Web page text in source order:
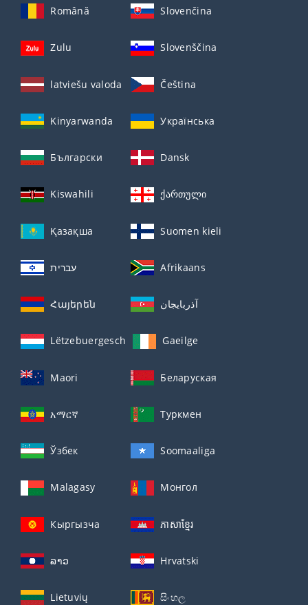
Română Slovenčina
Zulu Slovenščina
latviešu valoda Čeština
Kinyarwanda Українська
Български Dansk
Kiswahili ქართული
Қазақша Suomen kieli
עברית Afrikaans
Հայերեն آذربايجان
Lëtzebuergesch Gaeilge
Maori Беларуская
አማርኛ Туркмен
Ўзбек Soomaaliga
Malagasy Монгол
Кыргызча ភាសាខ្មែរ
ລາວ Hrvatski
Lietuvių සිංහල